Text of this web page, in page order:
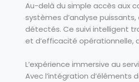
Au-delà du simple accès aux
systèmes d’analyse
détectés. Ce suivi intelligent
et d’efficacité opérationnelle,
L’expérience immersive au
Avec l’intégration